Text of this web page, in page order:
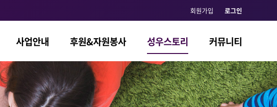
회원가입 로그인
사업안내 후원&자원봉사 성우스토리 커뮤니티